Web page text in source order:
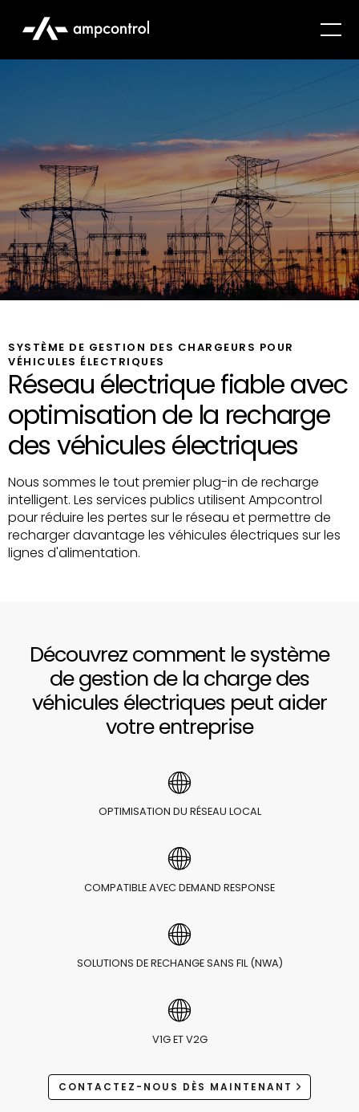
SYSTÈME DE GESTION DES CHARGEURS POUR
VÉHICULES ÉLECTRIQUES
Réseau électrique fiable avec
optimisation de la recharge
des véhicules électriques
Nous sommes le tout premier plug-in de recharge
intelligent. Les services publics utilisent Ampcontrol
pour réduire les pertes sur le réseau et permettre de
recharger davantage les véhicules électriques sur les
lignes d'alimentation.
Découvrez comment le système
de gestion de la charge des
véhicules électriques peut aider
votre entreprise
OPTIMISATION DU RÉSEAU LOCAL
COMPATIBLE AVEC DEMAND RESPONSE
SOLUTIONS DE RECHANGE SANS FIL (NWA)
V1G ET V2G
CONTACTEZ-NOUS DÈS MAINTENANT